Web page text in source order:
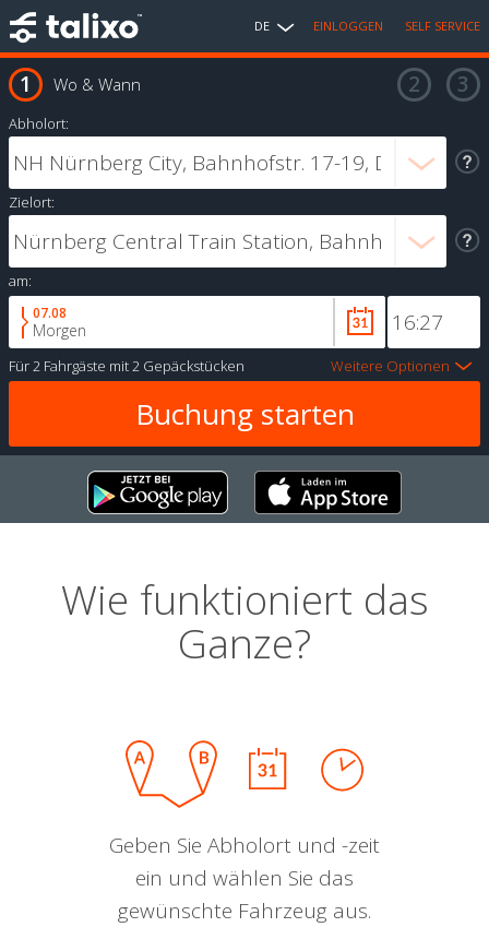
DE EINLOGGEN SELF SERVICE
Wo & Wann
Abholort:
Zielort:
am:
07.08
Morgen
Für2 Fahrgäste mit2 Gepäckstücken Weitere Optionen
Wie funktioniert das
Ganze?
Geben Sie Abholort und -zeit
ein und wählen Sie das
gewünschte Fahrzeug aus.